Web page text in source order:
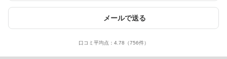
メールで送る
口コミ平均点： 4.78 （756件）